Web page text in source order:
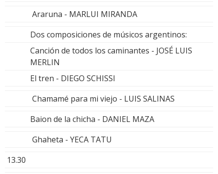
Araruna - MARLUI MIRANDA
Dos composiciones de músicos argentinos:
Canción de todos los caminantes - JOSÉ LUIS
MERLIN
El tren - DIEGO SCHISSI
Chamamé para mi viejo - LUIS SALINAS
Baion de la chicha - DANIEL MAZA
Ghaheta - YECA TATU
13.30